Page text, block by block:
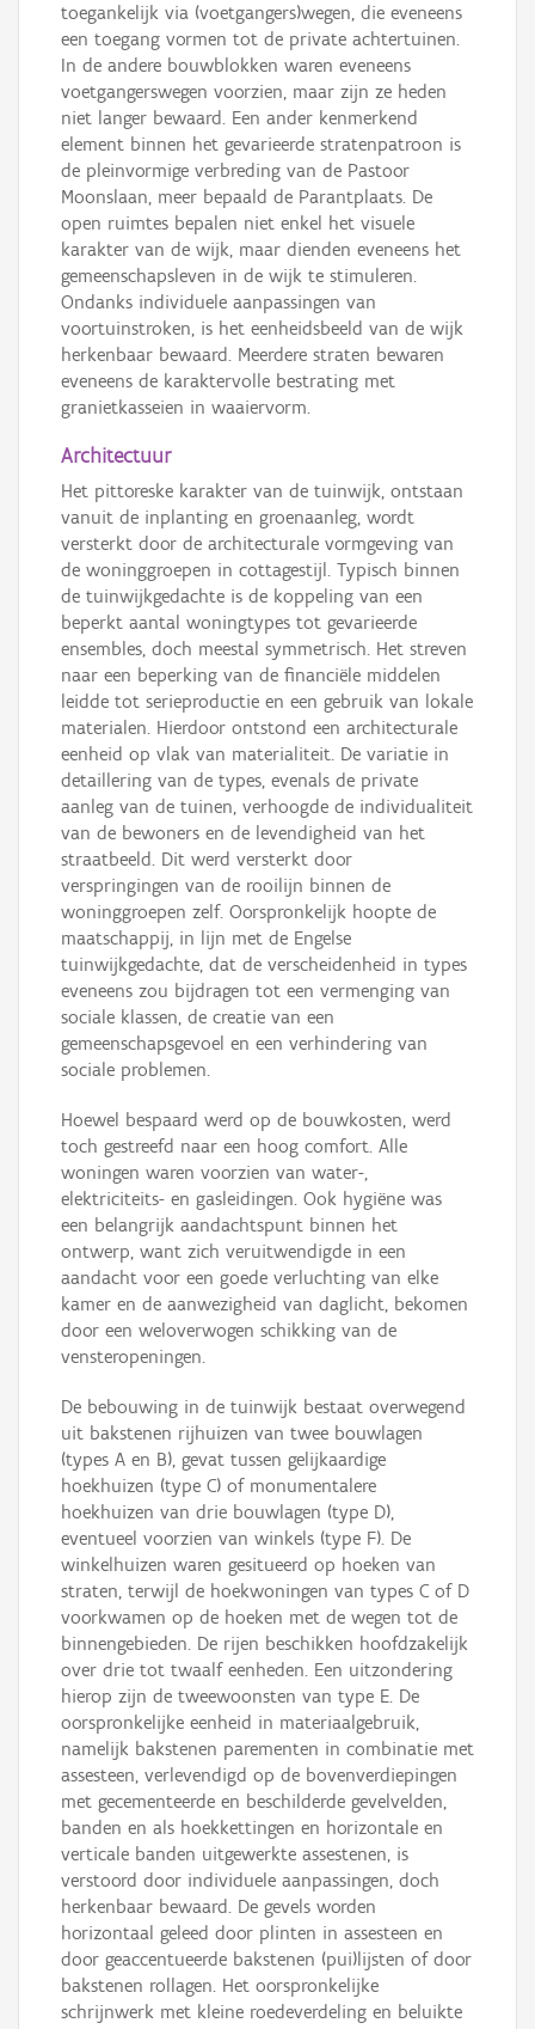
toegankelijk via (voetgangers)wegen, die eveneens
een toegang vormen tot de private achtertuinen.
In de andere bouwblokken waren eveneens
voetgangerswegen voorzien, maar zijn ze heden
niet langer bewaard. Een ander kenmerkend
element binnen het gevarieerde stratenpatroon is
de pleinvormige verbreding van de Pastoor
Moonslaan, meer bepaald de Parantplaats. De
open ruimtes bepalen niet enkel het visuele
karakter van de wijk, maar dienden eveneens het
gemeenschapsleven in de wijk te stimuleren.
Ondanks individuele aanpassingen van
voortuinstroken, is het eenheidsbeeld van de wijk
herkenbaar bewaard. Meerdere straten bewaren
eveneens de karaktervolle bestrating met
granietkasseien in waaiervorm.
Architectuur
Het pittoreske karakter van de tuinwijk, ontstaan
vanuit de inplanting en groenaanleg, wordt
versterkt door de architecturale vormgeving van
de woninggroepen in cottagestijl. Typisch binnen
de tuinwijkgedachte is de koppeling van een
beperkt aantal woningtypes tot gevarieerde
ensembles, doch meestal symmetrisch. Het streven
naar een beperking van de financiële middelen
leidde tot serieproductie en een gebruik van lokale
materialen. Hierdoor ontstond een architecturale
eenheid op vlak van materialiteit. De variatie in
detaillering van de types, evenals de private
aanleg van de tuinen, verhoogde de individualiteit
van de bewoners en de levendigheid van het
straatbeeld. Dit werd versterkt door
verspringingen van de rooilijn binnen de
woninggroepen zelf. Oorspronkelijk hoopte de
maatschappij, in lijn met de Engelse
tuinwijkgedachte, dat de verscheidenheid in types
eveneens zou bijdragen tot een vermenging van
sociale klassen, de creatie van een
gemeenschapsgevoel en een verhindering van
sociale problemen.
Hoewel bespaard werd op de bouwkosten, werd
toch gestreefd naar een hoog comfort. Alle
woningen waren voorzien van water-,
elektriciteits- en gasleidingen. Ook hygiëne was
een belangrijk aandachtspunt binnen het
ontwerp, want zich veruitwendigde in een
aandacht voor een goede verluchting van elke
kamer en de aanwezigheid van daglicht, bekomen
door een weloverwogen schikking van de
vensteropeningen.
De bebouwing in de tuinwijk bestaat overwegend
uit bakstenen rijhuizen van twee bouwlagen
(types A en B), gevat tussen gelijkaardige
hoekhuizen (type C) of monumentalere
hoekhuizen van drie bouwlagen (type D),
eventueel voorzien van winkels (type F). De
winkelhuizen waren gesitueerd op hoeken van
straten, terwijl de hoekwoningen van types C of D
voorkwamen op de hoeken met de wegen tot de
binnengebieden. De rijen beschikken hoofdzakelijk
over drie tot twaalf eenheden. Een uitzondering
hierop zijn de tweewoonsten van type E. De
oorspronkelijke eenheid in materiaalgebruik,
namelijk bakstenen parementen in combinatie met
assesteen, verlevendigd op de bovenverdiepingen
met gecementeerde en beschilderde gevelvelden,
banden en als hoekkettingen en horizontale en
verticale banden uitgewerkte assestenen, is
verstoord door individuele aanpassingen, doch
herkenbaar bewaard. De gevels worden
horizontaal geleed door plinten in assesteen en
door geaccentueerde bakstenen (pui)lijsten of door
bakstenen rollagen. Het oorspronkelijke
schrijnwerk met kleine roedeverdeling en beluikte